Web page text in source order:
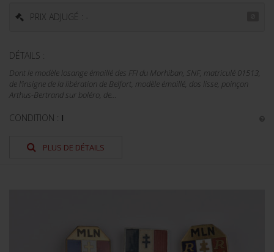
PRIX ADJUGÉ : -
DÉTAILS :
Dont le modèle losange émaillé des FFI du Morhiban, SNF, matriculé 01513,
de l'insigne de la libération de Belfort, modèle émaillé, dos lisse, poinçon
Arthus-Bertrand sur boléro, de...
CONDITION : I
PLUS DE DÉTAILS